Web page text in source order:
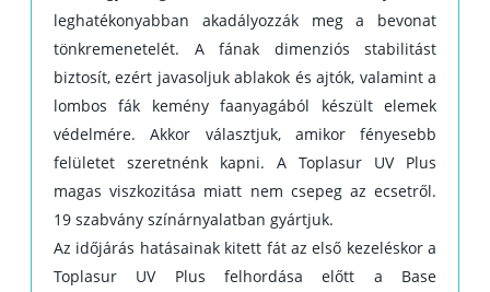
Tárolás: eredeti csomagolásban, 30 °C alatt, gyermekektől távol
tartandó. A fel nem használt lazúrt megfelelő kisebb edénybe töltse át,
úgy hogy színültig tele legyen és szorosan zárja le.
Lobbanáspont: 61 °C felett
leghatékonyabban akadályozzák meg a bevonat
tönkremenetelét. A fának dimenziós stabilitást
biztosít, ezért javasoljuk ablakok és ajtók, valamint a
lombos fák kemény faanyagából készült elemek
védelmére. Akkor választjuk, amikor fényesebb
felületet szeretnénk kapni. A Toplasur UV Plus
magas viszkozitása miatt nem csepeg az ecsetről.
19 szabvány színárnyalatban gyártjuk.
Az időjárás hatásainak kitett fát az első kezeléskor a
Toplasur UV Plus felhordása előtt a Base